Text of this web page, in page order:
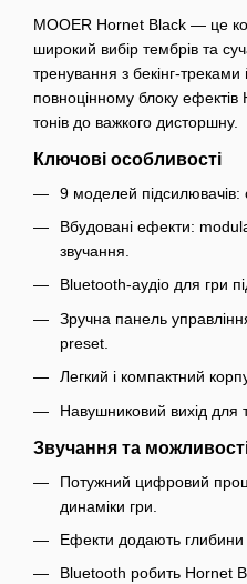
MOOER Hornet Black — це
широкий вибір тембрів та
тренування з бекінг-
повноцінному блоку ефектів
тонів до важкого дисторшну.
Ключові особливості
9 моделей підсилювачів:
Вбудовані ефекти:
звучання.
Bluetooth-аудіо для гри
Зручна панель
preset.
Легкий і компактний
Навушниковий вихід для
Звучання та
Потужний цифровий
динаміки гри.
Ефекти додають глибини
Bluetooth робить Hornet